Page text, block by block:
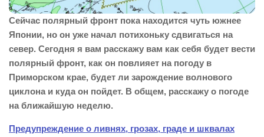
Сейчас полярный фронт пока находится чуть южнее
Японии, но он уже начал потихоньку сдвигаться на
север. Сегодня я вам расскажу вам как себя будет вести
полярный фронт, как он повлияет на погоду в
Приморском крае, будет ли зарождение волнового
циклона и куда он пойдет. В общем, расскажу о погоде
на ближайшую неделю.
Предупреждение о ливнях, грозах, граде и шквалах